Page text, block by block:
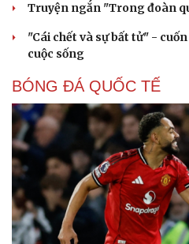
Du lịch
Tư vấn
Săn Tour
Truyện ngắn "Trong đoàn
"Cái chết và sự bất tử" -
cuộc sống
BÓNG ĐÁ QUỐC TẾ